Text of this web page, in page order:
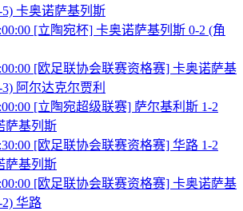
5) 卡奥诺萨基列斯
[立陶宛杯] 卡奥诺萨基列斯 0-2 (角
[欧足联协会联赛资格赛] 卡奥诺萨基
阿尔达克尔贾利
[立陶宛超级联赛] 萨尔基利斯 1-2
萨基列斯
[欧足联协会联赛资格赛] 华路 1-2
萨基列斯
[欧足联协会联赛资格赛] 卡奥诺萨基
2) 华路